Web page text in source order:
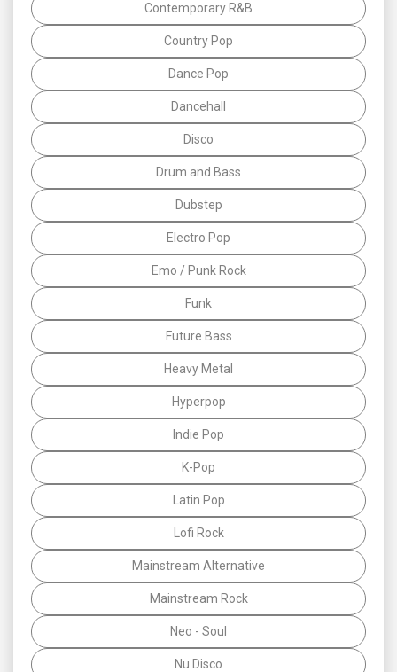
Contemporary R&B
Country Pop
Dance Pop
Dancehall
Disco
Drum and Bass
Dubstep
Electro Pop
Emo / Punk Rock
Funk
Future Bass
Heavy Metal
Hyperpop
Indie Pop
K-Pop
Latin Pop
Lofi Rock
Mainstream Alternative
Mainstream Rock
Neo - Soul
Nu Disco